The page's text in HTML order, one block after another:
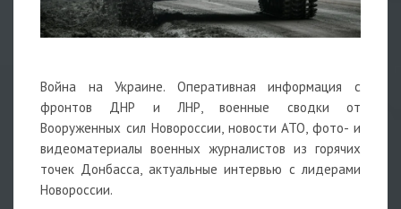
Война на Украине. Оперативная информация с
фронтов ДНР и ЛНР, военные сводки от
Вооруженных сил Новороссии, новости АТО, фото- и
видеоматериалы военных журналистов из горячих
точек Донбасса, актуальные интервью с лидерами
Новороссии.